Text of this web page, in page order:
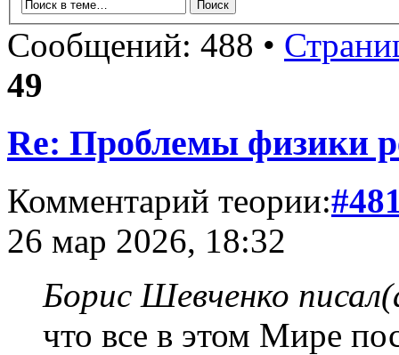
Сообщений: 488 •
49
Re: Проблемы физики
Комментарий теории:
26 мар 2026, 18:32
Борис Шевченко
что все в этом Мире